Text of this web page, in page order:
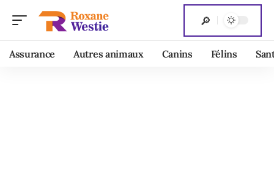
Assurance Autres animaux Canins Félins